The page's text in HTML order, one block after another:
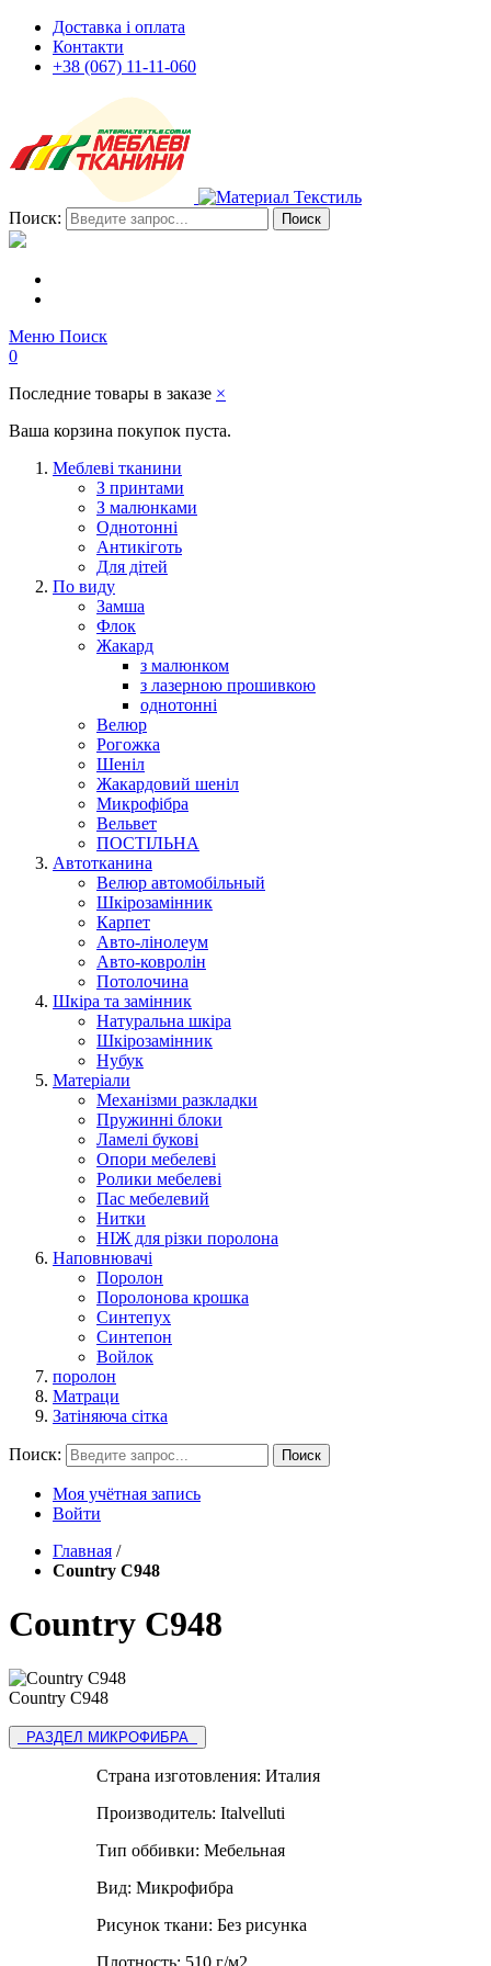
Доставка і оплата
Контакти
+38 (067) 11-11-060
Поиск: Поиск
Меню Поиск
0
Последние товары в заказе ×
Ваша корзина покупок пуста.
Меблеві тканини
З принтами
З малюнками
Однотонні
Антикіготь
Для дітей
По виду
Замша
Флок
Жакард
з малюнком
з лазерною прошивкою
однотонні
Велюр
Рогожка
Шеніл
Жакардовий шеніл
Микрофібра
Вельвет
ПОСТІЛЬНА
Автотканина
Велюр автомобільный
Шкірозамінник
Карпет
Авто-лінолеум
Авто-ковролін
Потолочина
Шкіра та замінник
Натуральна шкіра
Шкірозамінник
Нубук
Матеріали
Механізми разкладки
Пружинні блоки
Ламелі букові
Опори мебелеві
Ролики мебелеві
Пас мебелевий
Нитки
НІЖ для різки поролона
Наповнювачі
Поролон
Поролонова крошка
Синтепух
Синтепон
Войлок
поролон
Матраци
Затіняюча сітка
Поиск: Поиск
Моя учётная запись
Войти
Главная /
Country C948
Country C948
Country C948
РАЗДЕЛ МИКРОФИБРА
Страна изготовления: Италия
Производитель: Italvelluti
Тип оббивки: Мебельная
Вид: Микрофибра
Рисунок ткани: Без рисунка
Плотность: 510 г/м2